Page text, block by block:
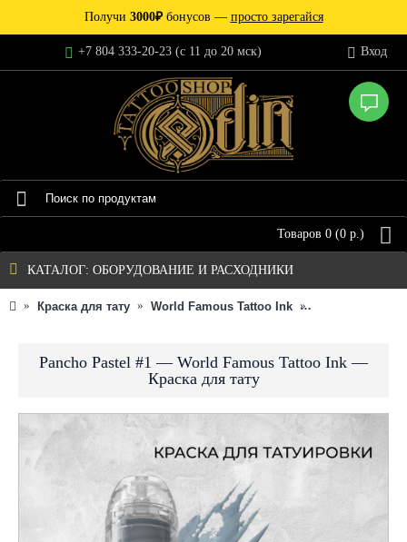
Получи 3000₽бонусов — просто зарегайся
+7 804 333-20-23 (c 11 до 20 мск) Вход
Товаров 0 (0 р.)
КАТАЛОГ: ОБОРУДОВАНИЕ И РАСХОДНИКИ
Краска для тату World Famous Tattoo Ink
Pancho Pastel #1 — World Famous Tattoo Ink —
Краска для тату